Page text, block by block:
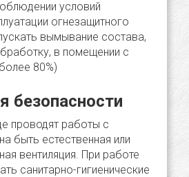
условий
огнезащитного
вымывание состава,
в помещении с
80%)
безопасности
проводят работы с
быть естественная или
вентиляция. При работе
санитарно-гигиенические